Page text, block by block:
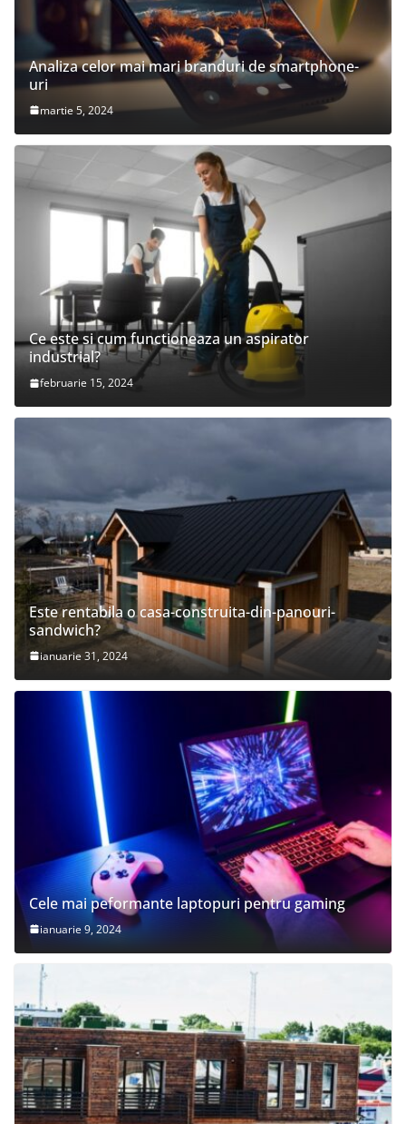
Analiza celor mai mari branduri de smartphone-
uri
martie 5, 2024
Ce este si cum functioneaza un aspirator
industrial?
februarie 15, 2024
Este rentabila o casa-construita-din-panouri-
sandwich?
ianuarie 31, 2024
Cele mai peformante laptopuri pentru gaming
ianuarie 9, 2024